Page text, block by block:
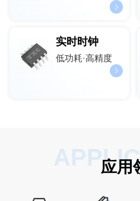
实时时钟
低功耗·高精度
应用